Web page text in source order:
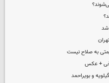
شد
به صلاح نیست
+ عکس
و بویراحمد